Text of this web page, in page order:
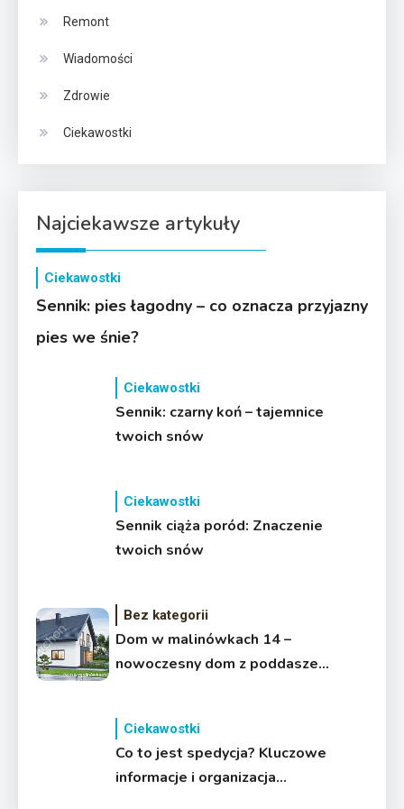
Remont
Wiadomości
Zdrowie
Ciekawostki
Najciekawsze artykuły
Ciekawostki
Sennik: pies łagodny – co oznacza przyjazny
pies we śnie?
Ciekawostki
Sennik: czarny koń – tajemnice
twoich snów
Ciekawostki
Sennik ciąża poród: Znaczenie
twoich snów
Bez kategorii
Dom w malinówkach 14 –
nowoczesny dom z poddaszem
Ciekawostki
Co to jest spedycja? Kluczowe
informacje i organizacja